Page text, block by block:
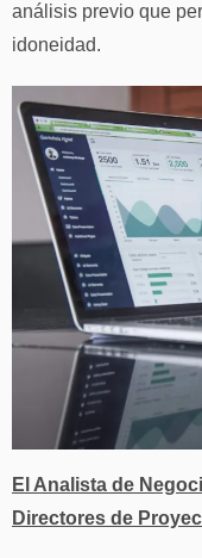
análisis previo que
idoneidad.
El Analista de
Directores de